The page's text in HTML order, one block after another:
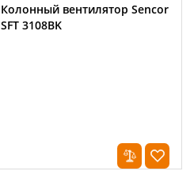
Колонный вентилятор Sencor
SFT 3108BK